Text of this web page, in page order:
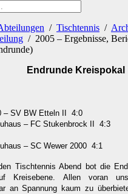
/ Tischtennis /
/ 2005 – Ergebnisse,
Endrunde Kreispokal
– SV BW Etteln II 4:0
– FC Stukenbrock II 4:3
– SC Wewer 2000 4:1
Tischtennis Abend bot die
Kreisebene.
Allen voran
an Spannung kaum zu